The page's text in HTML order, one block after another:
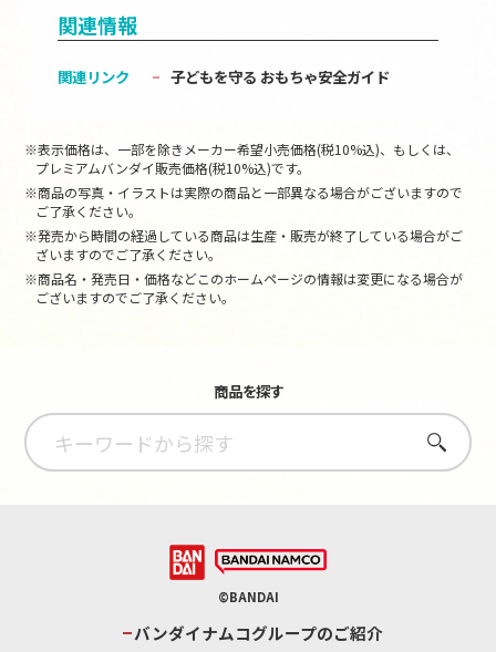
関連情報
関連リンク 子どもを守る おもちゃ安全ガイド
※表示価格は、一部を除きメーカー希望小売価格(税10%込)、もしくは、
プレミアムバンダイ販売価格(税10%込)です。
※商品の写真・イラストは実際の商品と一部異なる場合がございますので
ご了承ください。
※発売から時間の経過している商品は生産・販売が終了している場合がご
ざいますのでご了承ください。
※商品名・発売日・価格などこのホームページの情報は変更になる場合が
ございますのでご了承ください。
商品を探す
さがす
©BANDAI
バンダイナムコグループのご紹介